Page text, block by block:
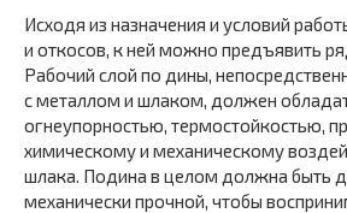
Исходя из назначения и условий
и откосов, к ней можно предъявить
Рабочий слой по дины,
с металлом и шлаком, должен
огнеупорностью, термостойкостью,
химическому и механическому
шлака. Подина в целом должна быть
механически прочной, чтобы